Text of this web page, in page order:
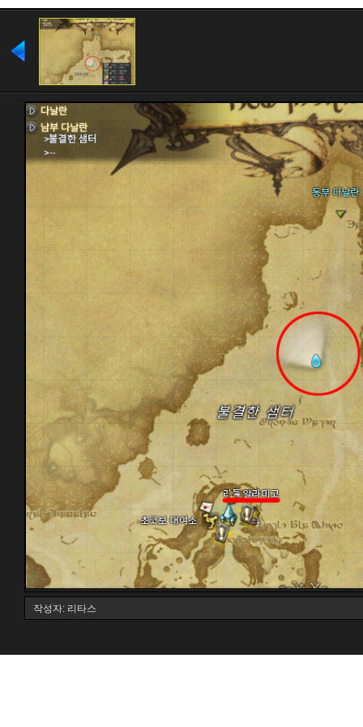
작성자: 리타스